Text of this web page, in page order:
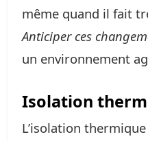
même quand il fait
Anticiper ces
un environnement
Isolation
L’isolation